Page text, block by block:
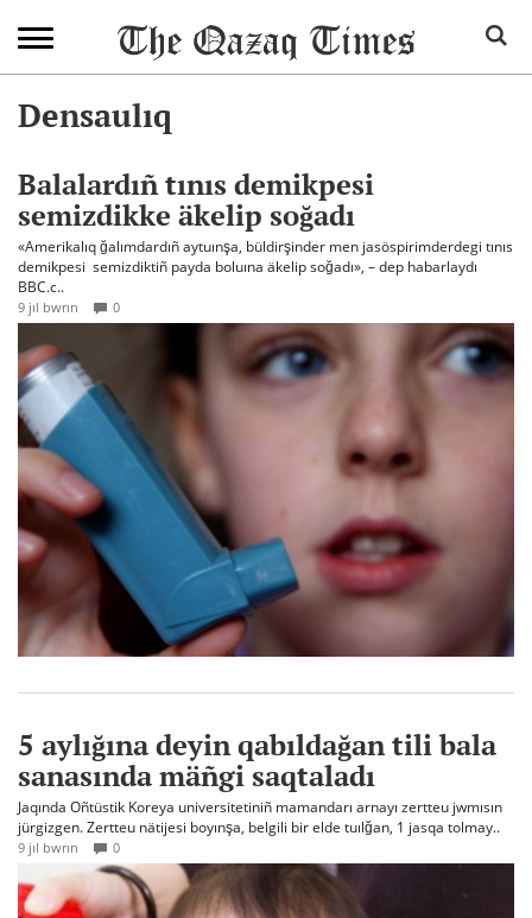
Densaulıq
Balalardıñ tınıs demikpesi
semizdikke äkelip soğadı
«Amerikalıq ğalımdardıñ aytuınşa, büldirşinder men jasöspirimderdegi tınıs
demikpesi semizdiktiñ payda boluına äkelip soğadı», – dep habarlaydı
BBC.c..
9 jıl bwrın 0
5 aylığına deyin qabıldağan tili bala
sanasında mäñgi saqtaladı
Jaqında Oñtüstik Koreya universitetiniñ mamandarı arnayı zertteu jwmısın
jürgizgen. Zertteu nätijesi boyınşa, belgili bir elde tuılğan, 1 jasqa tolmay..
9 jıl bwrın 0